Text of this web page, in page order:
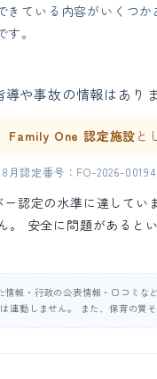
きている内容がいくつ
。
や事故の情報はあり
Family One 認定施設 と
8月認定番号：FO-2026-
認定の水準に達してい
。 安全に問題があると
報・行政の公表情報・口コミな
連動しません。 また、保育の質